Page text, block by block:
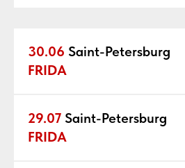
30.06 Saint-Petersburg
FRIDA
29.07 Saint-Petersburg
FRIDA